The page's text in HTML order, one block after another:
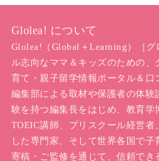
Glolea! について
Glolea!（Global＋Learning）［
ル志向なママ＆キッズのための
育て・親子留学情報ポータル＆口
編集部による取材や保護者の体
験を持つ編集長をはじめ、教育学
TOEIC講師、プリスクール経営
した専門家、そして世界各国で
寄稿・ご監修を通じて、信頼で